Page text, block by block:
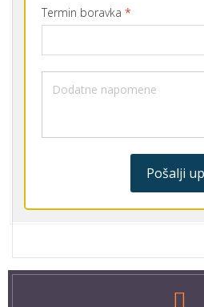
Termin boravka *
Pošalji